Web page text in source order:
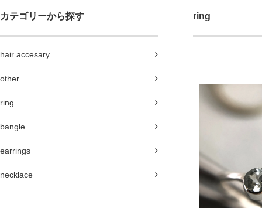
カテゴリーから探す
hair accesary
other
ring
bangle
earrings
necklace
ring